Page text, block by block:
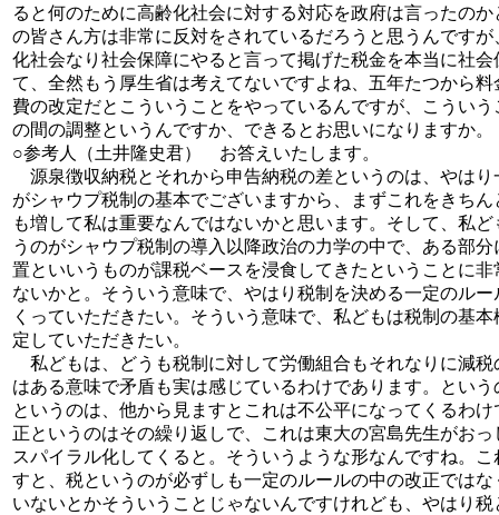
ると何のために高齢化社会に対する対応を政府は言ったの
の皆さん方は非常に反対をされているだろうと思うんです
化社会なり社会保障にやると言って掲げた税金を本当に社
て、全然もう厚生省は考えてないですよね、五年たつから
費の改定だとこういうことをやっているんですが、こうい
の間の調整というんですか、できるとお思いになりますか。
○参考人（土井隆史君） お答えいたします。
源泉徴収納税とそれから申告納税の差というのは、やは
がシャウプ税制の基本でございますから、まずこれをきち
も増して私は重要なんではないかと思います。そして、私
うのがシャウプ税制の導入以降政治の力学の中で、ある部
置といいうものが課税ベースを浸食してきたということに
ないかと。そういう意味で、やはり税制を決める一定のル
くっていただきたい。そういう意味で、私どもは税制の基
定していただきたい。
私どもは、どうも税制に対して労働組合もそれなりに減
はある意味で矛盾も実は感じているわけであります。とい
というのは、他から見ますとこれは不公平になってくるわ
正というのはその繰り返しで、これは東大の宮島先生がお
スパイラル化してくると。そういうような形なんですね。
すと、税というのが必ずしも一定のルールの中の改正では
いないとかそういうことじゃないんですけれども、やはり